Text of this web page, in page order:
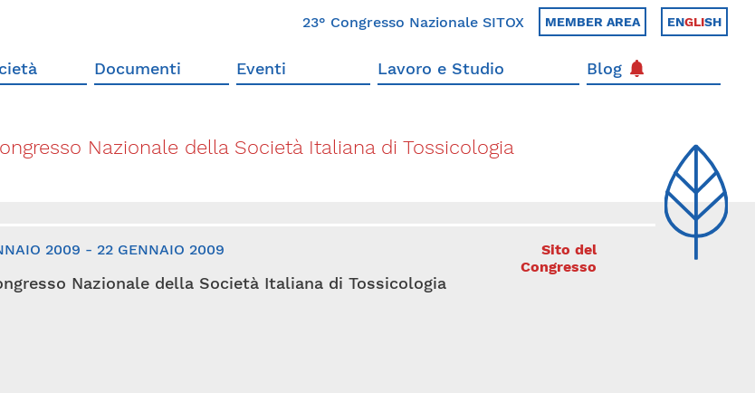
23° Congresso Nazionale SITOX MEMBER AREA ENGLISH
Documenti Eventi Lavoro e Studio Blog
Nazionale della Società Italiana di Tossicologia
2009 - 22 GENNAIO 2009
Nazionale della Società Italiana di Tossicologia
Sito del
Congresso